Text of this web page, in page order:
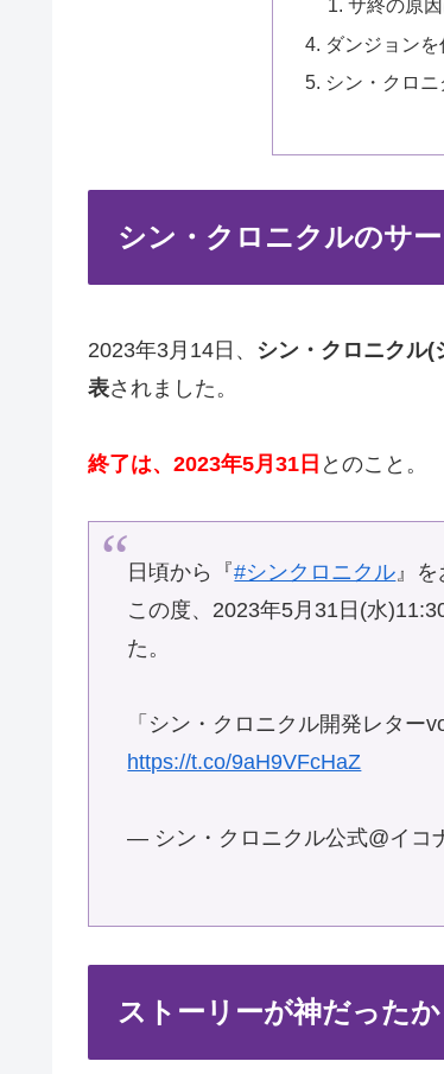
サ終の原
ダンジョン
シン・クロ
シン・クロニクルのサ
2023年3月14日、 シン・クロニクル
表されました。
終了は、2023年5月31日 とのこと。
日頃から『#シンクロニクル 』
この度、2023年5月31日(水
た。
「シン・クロニクル開発レター
https://t.co/9aH9VFcHaZ
— シン・クロニクル公式@イコ
ストーリーが神だった